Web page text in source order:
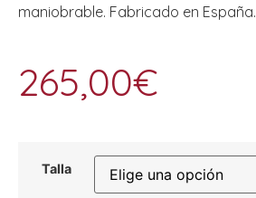
maniobrable. Fabricado en España.
265,00€
Talla